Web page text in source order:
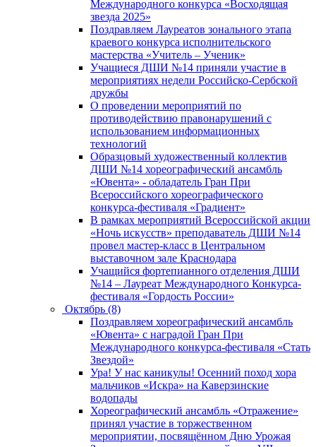
Международного конкурса «Восходящая
звезда 2025»
Поздравляем Лауреатов зонального этапа
краевого конкурса исполнительского
мастерства «Учитель – Ученик»
Учащиеся ДШИ №14 приняли участие в
мероприятиях недели Российско-Сербской
дружбы
О проведении мероприятий по
противодействию правонарушений с
использованием информационных
технологий
Образцовый художественный коллектив
ДШИ №14 хореографический ансамбль
«Ювента» - обладатель Гран При
Всероссийского хореографического
конкурса-фестиваля «Градиент»
В рамках мероприятий Всероссийской акции
«Ночь искусств» преподаватель ДШИ №14
провел мастер-класс в Центральном
выставочном зале Краснодара
Учащийся фортепианного отделения ДШИ
№14 – Лауреат Международного Конкурса-
фестиваля «Гордость России»
Октябрь (8)
Поздравляем хореографический ансамбль
«Ювента» с наградой Гран При
Международного конкурса-фестиваля «Стать
Звездой»
Ура! У нас каникулы! Осенний поход хора
мальчиков «Искра» на Каверзинские
водопады
Хореографический ансамбль «Отражение»
принял участие в торжественном
мероприятии, посвящённом Дню Урожая